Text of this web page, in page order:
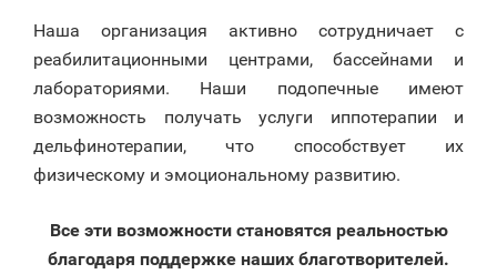
Наша организация активно сотрудничает с
реабилитационными центрами, бассейнами и
лабораториями. Наши подопечные имеют
возможность получать услуги иппотерапии и
дельфинотерапии, что способствует их
физическому и эмоциональному развитию.
Все эти возможности становятся реальностью
благодаря поддержке наших благотворителей.